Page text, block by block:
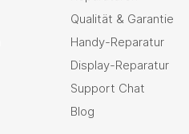
Qualität & Garantie
Handy-Reparatur
Display-Reparatur
Support Chat
Blog